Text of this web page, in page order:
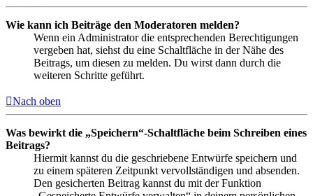
Wie kann ich Beiträge den Moderatoren melden?
Wenn ein Administrator die entsprechenden Berechtigungen
vergeben hat, siehst du eine Schaltfläche in der Nähe des
Beitrags, um diesen zu melden. Du wirst dann durch die
weiteren Schritte geführt.
Nach oben
Was bewirkt die „Speichern“-Schaltfläche beim Schreiben eines
Beitrags?
Hiermit kannst du die geschriebene Entwürfe speichern und
zu einem späteren Zeitpunkt vervollständigen und absenden.
Den gesicherten Beitrag kannst du mit der Funktion